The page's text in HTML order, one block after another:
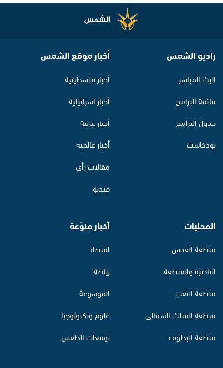
راديو الشمس
البث المباشر
قائمة البرامج
جدول البرامج
بودكاست
أخبار موقع الشمس
أخبار فلسطينية
أخبار اسرائيلية
أخبار عربية
أخبار عالمية
مقالات رأي
فيديو
المحليات
منطقة القدس
الناصرة والمنطقة
منطقة النقب
منطقة المثلث الشمالي
منطقة البطوف
أخبار منوّعة
اقتصاد
رياضة
الموسوعة
علوم وتكنولوجيا
توقعات الطقس